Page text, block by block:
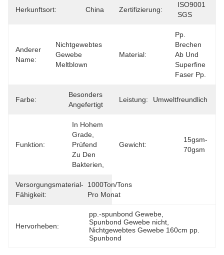
Herkunftsort: China Zertifizierung:
ISO9001
SGS
Anderer
Name:
Nichtgewebtes
Gewebe
Meltblown
Material:
Pp.
Brechen
Ab Und
Superfine
Faser Pp.
Farbe:
Besonders
Angefertigt
Leistung: Umweltfreundlich
Funktion:
In Hohem
Grade,
Prüfend
Zu Den
Bakterien,
Gewicht:
15gsm-
70gsm
Versorgungsmaterial-
Fähigkeit:
1000Ton/Tons
Pro Monat
Hervorheben:
pp.-spunbond Gewebe
Spunbond Gewebe nicht
Nichtgewebtes Gewebe 160cm pp.
Spunbond